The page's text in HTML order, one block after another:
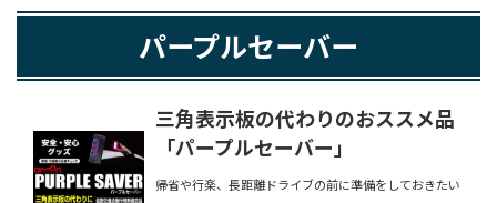
パープルセーバー
三角表示板の代わりのおススメ品
「パープルセーバー」
帰省や行楽、長距離ドライブの前に準備をしておきたい